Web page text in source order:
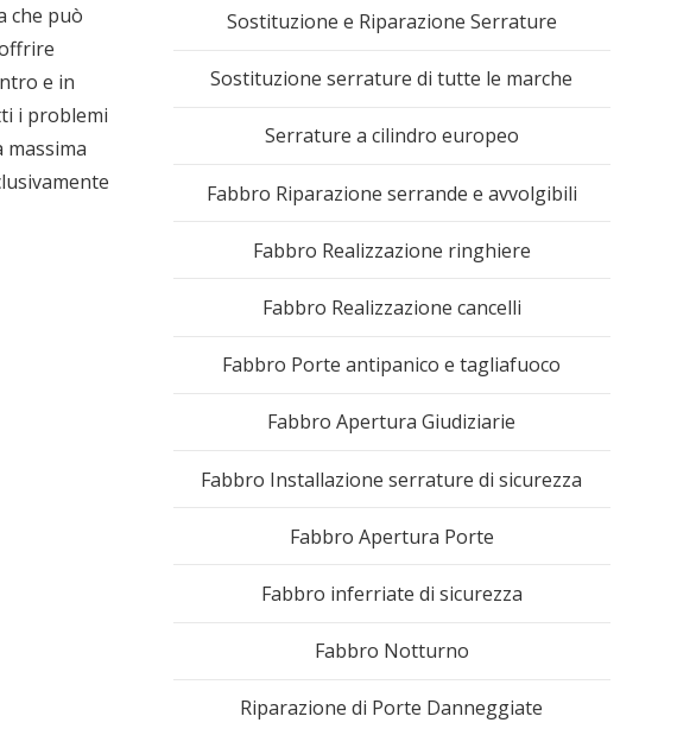
che può
e in
i problemi
Sostituzione e Riparazione Serrature
Sostituzione serrature di tutte le marche
Serrature a cilindro europeo
Fabbro Riparazione serrande e avvolgibili
Fabbro Realizzazione ringhiere
Fabbro Realizzazione cancelli
Fabbro Porte antipanico e tagliafuoco
Fabbro Apertura Giudiziarie
Fabbro Installazione serrature di sicurezza
Fabbro Apertura Porte
Fabbro inferriate di sicurezza
Fabbro Notturno
Riparazione di Porte Danneggiate